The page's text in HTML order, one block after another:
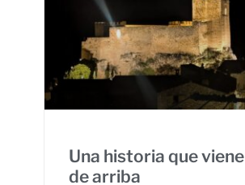
Una historia que viene
de arriba